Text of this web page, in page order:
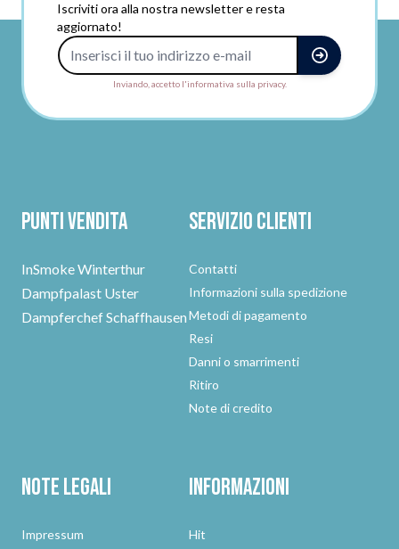
Iscriviti ora alla nostra newsletter e resta
aggiornato!
Inviando, accetto l'informativa sulla privacy.
Punti vendita
InSmoke Winterthur
Dampfpalast Uster
Dampferchef Schaffhausen
Servizio clienti
Contatti
Informazioni sulla spedizione
Metodi di pagamento
Resi
Danni o smarrimenti
Ritiro
Note di credito
Note legali
Impressum
Informazioni
Hit